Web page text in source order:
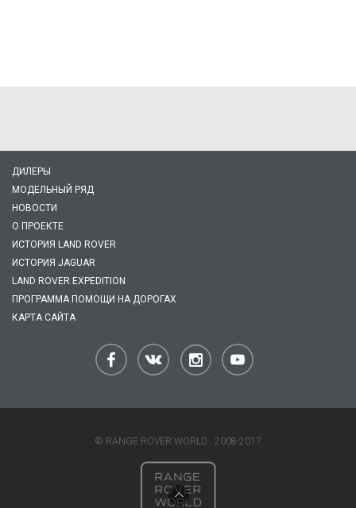
ДИЛЕРЫ
МОДЕЛЬНЫЙ РЯД
НОВОСТИ
О ПРОЕКТЕ
ИСТОРИЯ LAND ROVER
ИСТОРИЯ JAGUAR
LAND ROVER EXPEDITION
ПРОГРАММА ПОМОЩИ НА ДОРОГАХ
КАРТА САЙТА
© RANGE ROVER WORLD , 2008-2017